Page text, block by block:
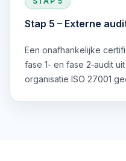
Stap 5 – Externe
Een onafhankelijke
fase 1- en fase 2‑audit
organisatie ISO 27001